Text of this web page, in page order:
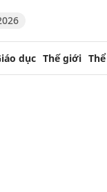
dục Thế giới